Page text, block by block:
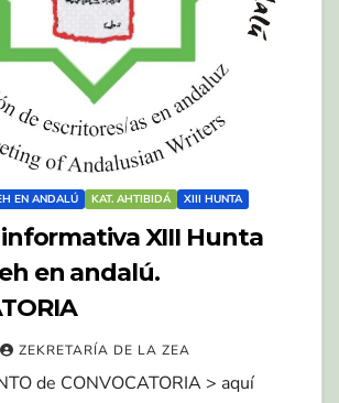
EN ANDALÚ KAT. AHTIBIDÁ XIII HUNTA
informativa XIII Hunta
en andalú.
ZEKRETARÍA DE LA ZEA
de CONVOCATORIA > aquí